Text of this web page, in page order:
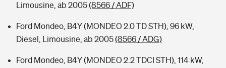
Limousine, ab 2005(8566 / ADF)
Ford Mondeo, B4Y (MONDEO 2.0 TD STH), 96 kW,
Diesel, Limousine, ab 2005(8566 / ADG)
Ford Mondeo, B4Y (MONDEO 2.2 TDCI STH), 114 kW,